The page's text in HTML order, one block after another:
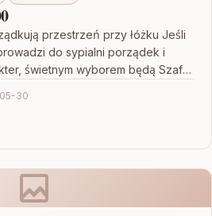
przestrzeń przy łóżku Jeśli
do sypialni porządek i
świetnym wyborem będą Szafki
30